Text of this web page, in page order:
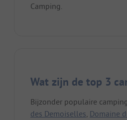
Camping.
Wat zijn de top 3
Bijzonder populaire
des Demoiselles, Domaine